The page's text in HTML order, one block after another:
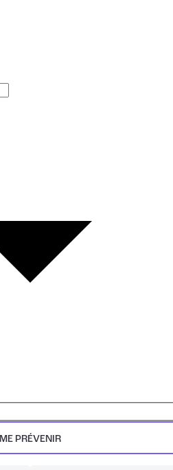
ME PRÉVENIR